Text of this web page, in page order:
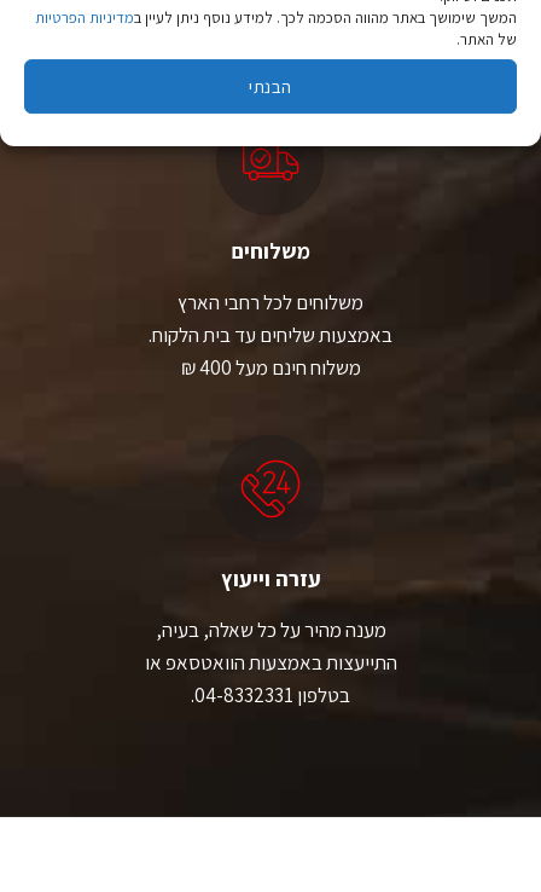
המשך שימושך באתר מהווה הסכמה לכך. למידע נוסף ניתן לעיין במדיניות הפרטיות
של האתר.
הבנתי
יבוא ישיר לצד מותגים מובילים במחירים ללא תחרות.
משלוחים
משלוחים לכל רחבי הארץ
באמצעות שליחים עד בית הלקוח.
משלוח חינם מעל 400 ₪
עזרה וייעוץ
מענה מהיר על כל שאלה, בעיה,
התייעצות באמצעות הוואטסאפ או
בטלפון 04-8332331.